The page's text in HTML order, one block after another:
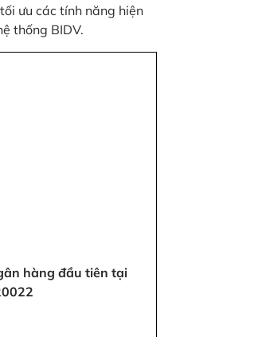
ưu các tính năng hiện
thống BIDV.
hàng đầu tiên tại